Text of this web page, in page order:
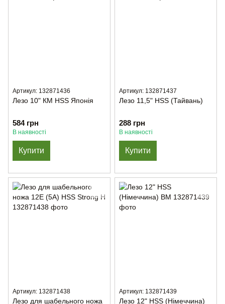
Артикул: 132871436
Лезо 10" КМ HSS Японія
584 грн
В наявності
Купити
Артикул: 132871437
Лезо 11,5" HSS (Тайвань)
288 грн
В наявності
Купити
Артикул: 132871438
Лезо для шабельного ножа
Артикул: 132871439
Лезо 12" HSS (Німеччина)